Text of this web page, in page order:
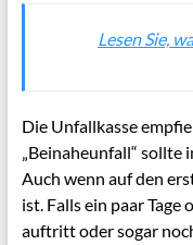
Lesen Sie,
Die Unfallkasse
„Beinaheunfall“ sollte
Auch wenn auf den
ist. Falls ein paar
auftritt oder sogar